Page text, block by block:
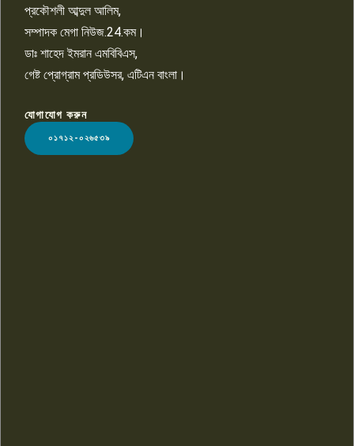
LOGO
প্রকৌশলী আব্দুল আলিম,
সম্পাদক মেগা নিউজ.24.কম।
ডাঃ শাহেদ ইমরান এমবিবিএস,
গেষ্ট প্রোগ্রাম প্রডিউসর, এটিএন বাংলা।
যোগাযোগ করুন
০১৭১২-০২৬৫৩৯